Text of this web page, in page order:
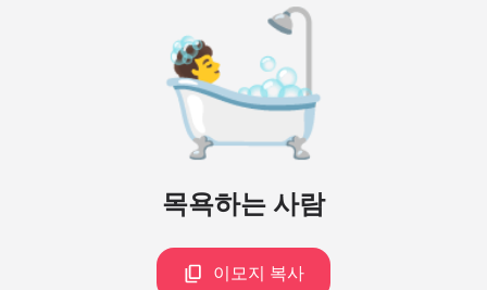
🛀
목욕하는 사람
이모지 복사